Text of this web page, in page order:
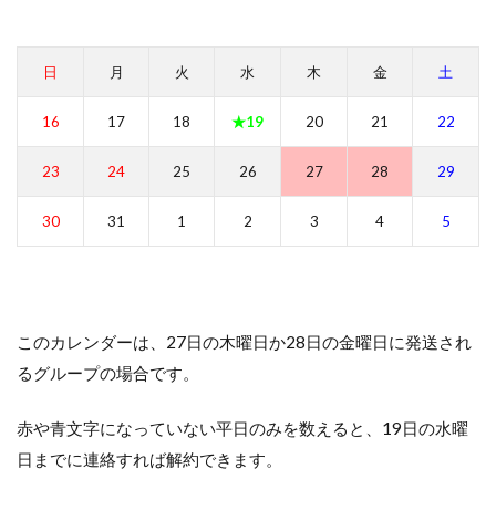
日 月 火 水 木 金 土
16 17 18 ★19 20 21 22
23 24 25 26 27 28 29
30 31 1 2 3 4 5
このカレンダーは、27日の木曜日か28日の金曜日に発送され
るグループの場合です。
赤や青文字になっていない平日のみを数えると、19日の水曜
日までに連絡すれば解約できます。